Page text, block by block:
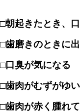
□朝起きたとき、
□歯磨きのときに
□口臭が気になる
□歯肉がむずがゆ
□歯肉が赤く腫れ